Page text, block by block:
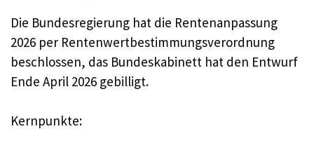
Die Bundesregierung hat die Rentenanpassung
2026 per Rentenwertbestimmungsverordnung
beschlossen, das Bundeskabinett hat den Entwurf
Ende April 2026 gebilligt.
Kernpunkte: